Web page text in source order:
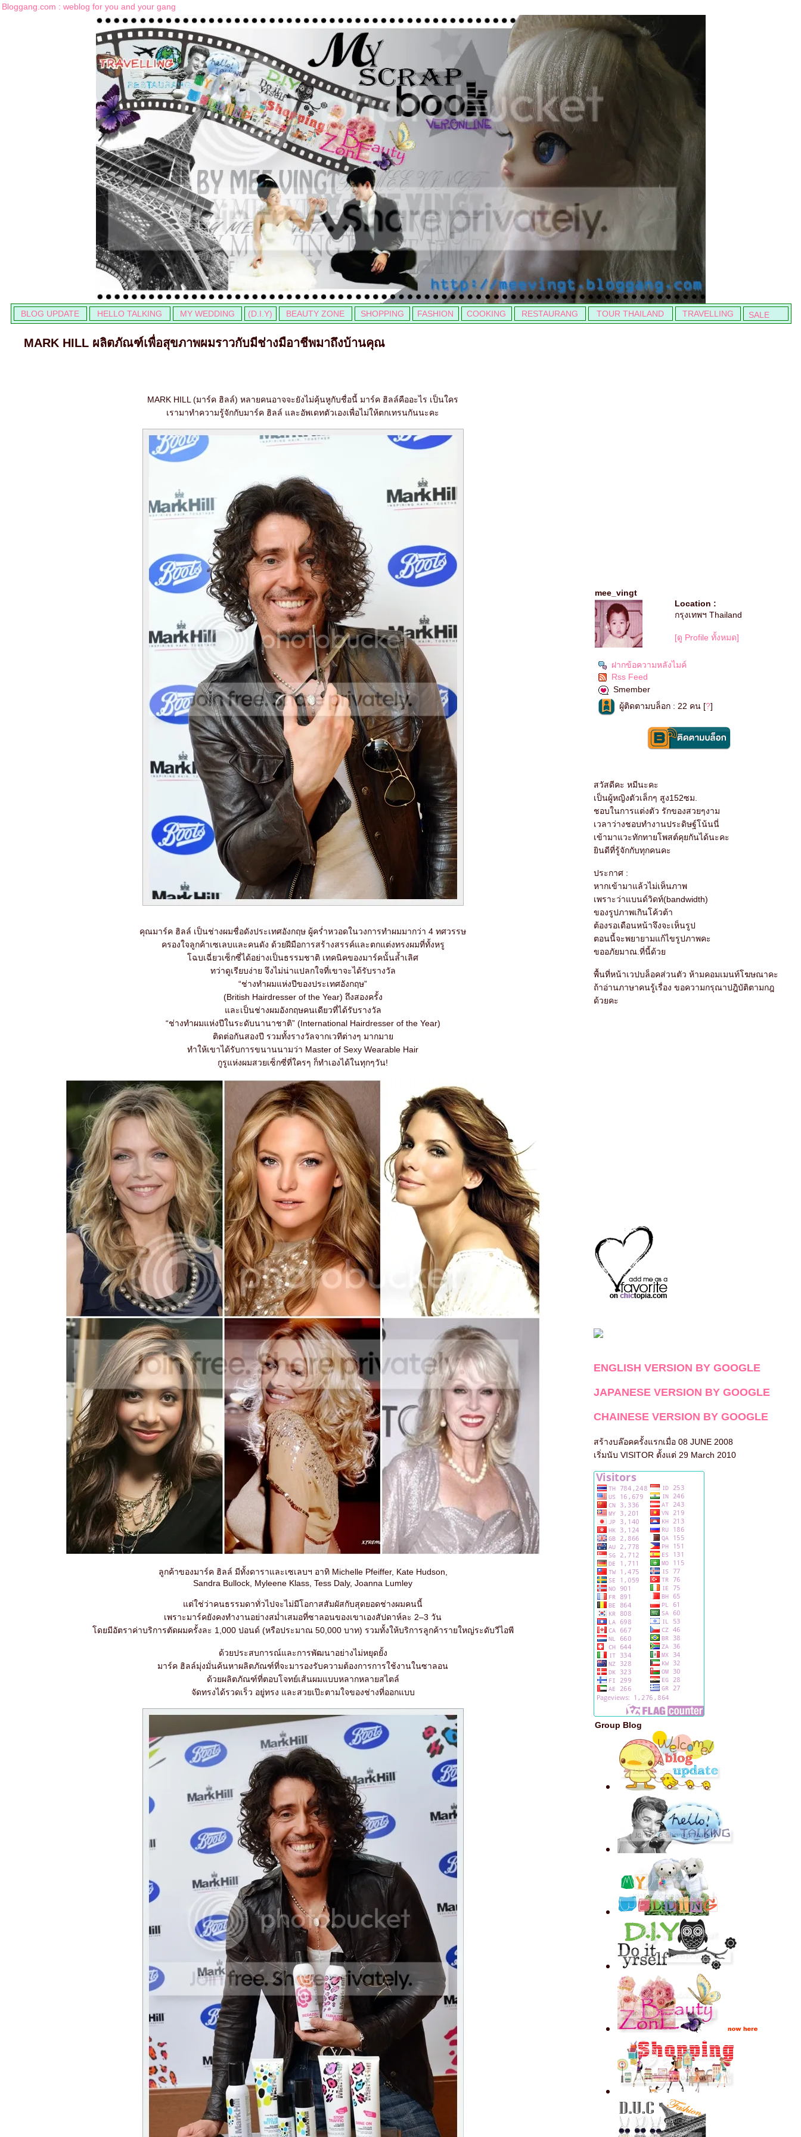
Bloggang.com : weblog for you and your gang
BLOG UPDATE HELLO TALKING MY WEDDING (D.I.Y) BEAUTY ZONE SHOPPING FASHION COOKING RESTAURANG TOUR THAILAND TRAVELLING SALE
MARK HILL ผลิตภัณฑ์เพื่อสุขภาพผมราวกับมีช่างมือาชีพมาถึงบ้านคุณ
MARK HILL (มาร์ค ฮิลล์) หลายคนอาจจะยังไม่คุ้นหูกับชื่อนี้ มาร์ค ฮิลล์คืออะไร เป็นใคร
เรามาทำความรู้จักกับมาร์ค ฮิลล์ และอัพเดทตัวเองเพื่อไม่ให้ตกเทรนกันนะคะ
คุณมาร์ค ฮิลล์ เป็นช่างผมชื่อดังประเทศอังกฤษ ผู้คร่ำหวอดในวงการทำผมมากว่า 4 ทศวรรษ
ครองใจลูกค้าเซเลบและคนดัง ด้วยฝีมือการสร้างสรรค์และตกแต่งทรงผมที่ทั้งหรู
ฉบเฉี่ยวเซ็กซี่ได้อย่างเป็นธรรมชาติ เทคนิคของมาร์คนั้นล้ำเลิศ
ทว่าดูเรียบง่าย จึงไม่น่าแปลกใจที่เขาจะได้รับรางวัล
“ช่างทำผมแห่งปีของประเทศอังกฤษ”
(British Hairdresser of the Year) ถึงสองครั้ง
ละเป็นช่างผมอังกฤษคนเดียวที่ได้รับรางวัล
“ช่างทำผมแห่งปีในระดับนานาชาติ” (International Hairdresser of the Year)
ติดต่อกันสองปี รวมทั้งรางวัลจากเวทีต่างๆ มากมา
ทำให้เขาได้รับการขนานนามว่า Master of Sexy Wearable Hair
กูรูแห่งผมสวยเซ็กซี่ที่ใครๆ ก็ทำเองได้ในทุกๆวัน!
ลูกค้าของมาร์ค ฮิลล์ มีทั้งดาราและเซเลบฯ อาทิ Michelle Pfeiffer, Kate Hudson,
Sandra Bullock, Myleene Klass, Tess Daly, Joanna Lumley
ต่ใช่ว่าคนธรรมดาทั่วไปจะไม่มีโอกาสสัมผัสกับสุดยอดช่างผมคนนี้
เพราะมาร์คยังคงทำงานอย่างสม่ำเสมอที่ซาลอนของเขาเองสัปดาห์ละ 2–3 วัน
ดยมีอัตราค่าบริการตัดผมครั้งละ 1,000 ปอนด์ (หรือประมาณ 50,000 บาท) รวมทั้งให้บริการลูกค้ารายใหญ่ระดับวีไอพี
ด้วยประสบการณ์และการพัฒนาอย่างไม่หยุดยั้ง
มาร์ค ฮิลล์มุ่งมั่นค้นหาผลิตภัณฑ์ที่จะมารองรับความต้องการการใช้งานในซาลอน
ด้วยผลิตภัณฑ์ที่ตอบโจทย์เส้นผมแบบหลากหลายสไตล์
จัดทรงได้รวดเร็ว อยู่ทรง และสวยเป๊ะตามใจของช่างที่ออกแบบ
mee_vingt
Location :
กรุงเทพฯ Thailand
[ดู Profile ทั้งหมด]
ฝากข้อความหลังไมค์
Rss Feed
Smember
ผู้ติดตามบล็อก : 22 คน [?]
สวัสดีคะ หมีนะคะ
เป็นผู้หญิงตัวเล็กๆ สูง152ซม.
ชอบในการแต่งตัว รักของสวยๆงาม
เวลาว่างชอบทำงานประดิษฐ์โน้นนี่
เข้ามาแวะทักทายโพสต์คุยกันได้นะคะ
ินดีที่รู้จักกับทุกคนคะ
ประกาศ :
หากเข้ามาแล้วไม่เห็นภาพ
เพราะว่าแบนด์วิดท์(bandwidth)
ของรูปภาพเกินโค้วต้า
ต้องรอเดือนหน้าจึงจะเห็นรูป
ตอนนี้จะพยายามแก้ไขรูปภาพคะ
ขออภัยมาณ.ที่นี้ด้ว
พื้นที่หน้าเวปบล็อคส่วนตัว ห้ามคอมเมนท์โฆษณาคะ
ถ้าอ่านภาษาคนรู้เรื่อง ขอความกรุณาปฎิบัติตามกฎ
ด้วยคะ
ENGLISH VERSION BY GOOGLE
JAPANESE VERSION BY GOOGLE
CHAINESE VERSION BY GOOGLE
สร้างบล๊อคครั้งแรกเมื่อ 08 JUNE 2008
เริ่มนับ VISITOR ตั้งแต่ 29 March 2010
Group Blog